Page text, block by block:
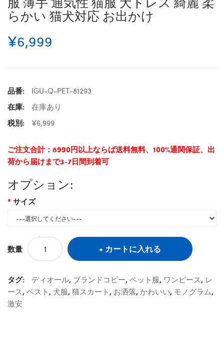
らかい 猫犬対応 お出かけ
¥6,999
品番:
IGU-Q-PET-81293
在庫:
在庫あり
税別:
¥6,999
ご注文合計：8990円以上ならば送料無料、100%通関保証、出
荷から届けまで3-7日間到着可
オプション:
サイズ
数量 カートに入れる
タグ: ディオール, ブランドコピー, ペット服, ワンピース, レ
ース, ベスト , 犬服, 猫スカート , お洒落, かわいい, モノグラム,
激安